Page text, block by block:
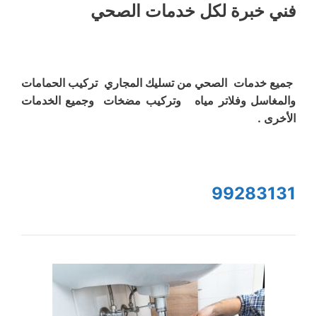
فني خبرة لكل خدمات الصحي
جميع خدمات الصحي من تسليك المجاري تركيب الحمامات
والمغاسل وفلاتر مياه وتركيب مضخات وجميع الخدمات
الأخرى .
99283131